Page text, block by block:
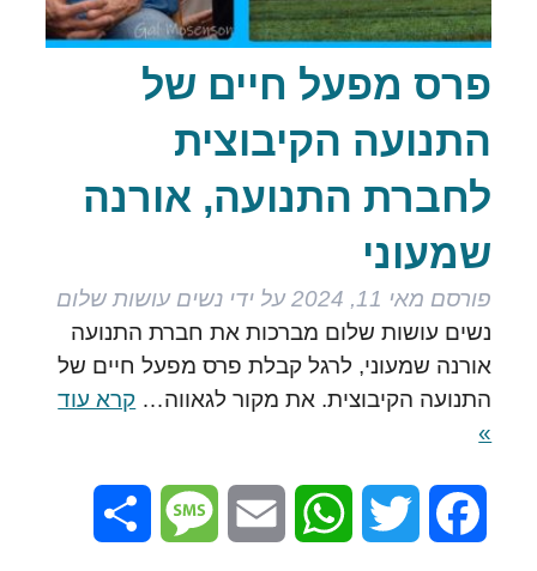
פרס מפעל חיים של
התנועה הקיבוצית
לחברת התנועה, אורנה
שמעוני
פורסם מאי 11, 2024 על ידי נשים עושות שלום
נשים עושות שלום מברכות את חברת התנועה
אורנה שמעוני, לרגל קבלת פרס מפעל חיים של
התנועה הקיבוצית. את מקור לגאווה… קרא עוד
»
Facebook
Twitter
WhatsApp
Email
Message